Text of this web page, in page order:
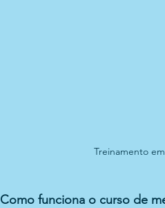
Treinamento
Como funciona o curso de